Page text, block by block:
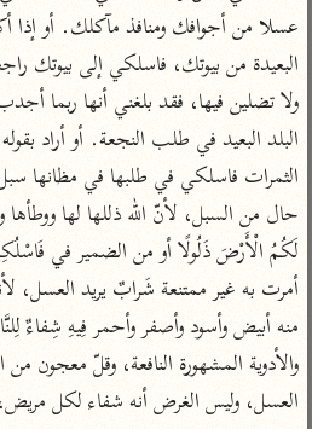
عامّة
تفسير السمعاني
تفسير مكّي
محاسن التأويل
للقاسمي
تفسير الثعالبي
تفسير السمرقندي
تفسير الثعلبي
لغة وبلاغة
التحرير
المحرر الوجيز
عطية
البحر المحيط
حيان
البسيط
تفسير أبي
الكشاف
العسل، وليس الغرض أنه شفاء لكل